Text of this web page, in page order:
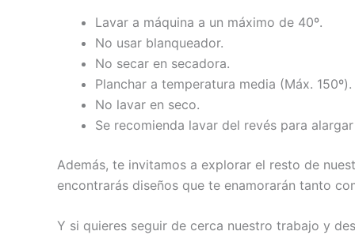
Lavar a máquina a un máximo de 40º.
No usar blanqueador.
No secar en secadora.
Planchar a temperatura media (Máx. 150º).
No lavar en seco.
Se recomienda lavar del revés para
Además, te invitamos a explorar el resto de
encontrarás diseños que te enamorarán tanto
Y si quieres seguir de cerca nuestro trabajo y